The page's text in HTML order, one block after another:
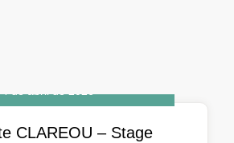
de abril de 2026
CLAREOU – Stage